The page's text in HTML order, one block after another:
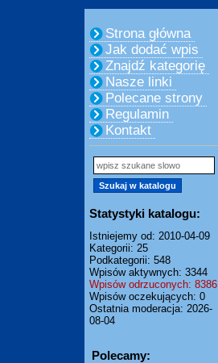
Strona główna
Jak dodać wpis
Znajdź kategorię
Nasze linki
Polecane strony
Regulamin
Kontakt
Statystyki katalogu:
Istniejemy od: 2010-04-09
Kategorii: 25
Podkategorii: 548
Wpisów aktywnych: 3344
Wpisów odrzuconych: 8386
Wpisów oczekujących: 0
Ostatnia moderacja: 2026-
08-04
Polecamy: